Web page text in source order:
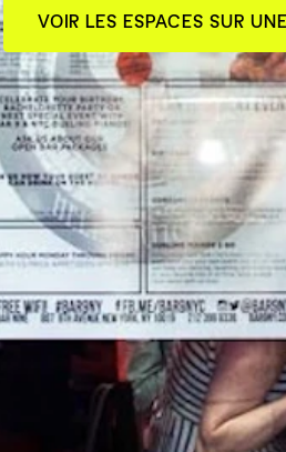
VOIR LES ESPACES SUR